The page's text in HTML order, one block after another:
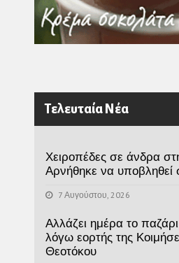
Τελευταία Νέα
Χειροπέδες σε άνδρα
Αρνήθηκε να υποβληθεί
7 Αυγούστου, 2026
Αλλάζει ημέρα το
λόγω εορτής της
Θεοτόκου